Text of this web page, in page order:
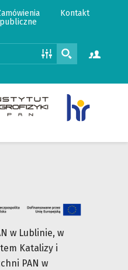
publiczne
Kontakt
w Lublinie, w
Katalizy i
PAN w